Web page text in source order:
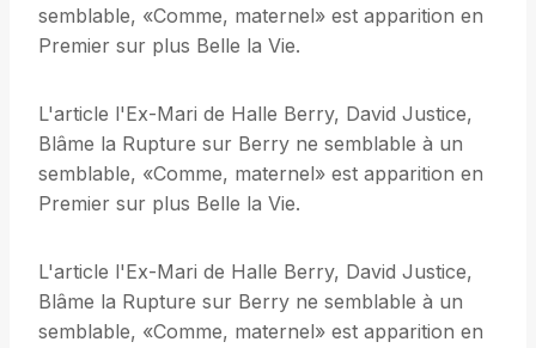
semblable, «Comme, maternel» est apparition en
Premier sur plus Belle la Vie.
L'article l'Ex-Mari de Halle Berry, David Justice,
Blâme la Rupture sur Berry ne semblable à un
semblable, «Comme, maternel» est apparition en
Premier sur plus Belle la Vie.
L'article l'Ex-Mari de Halle Berry, David Justice,
Blâme la Rupture sur Berry ne semblable à un
semblable, «Comme, maternel» est apparition en